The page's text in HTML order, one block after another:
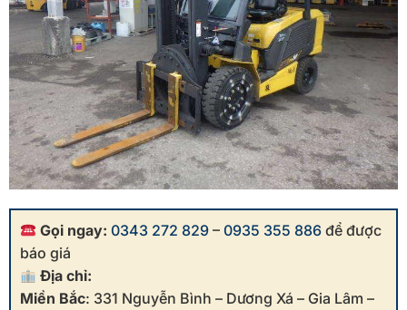
Gọi ngay: 0343 272 829 –0935 355 886 để được
báo giá
Địa chỉ:
Miền Bắc: 331 Nguyễn Bình – Dương Xá – Gia Lâm –